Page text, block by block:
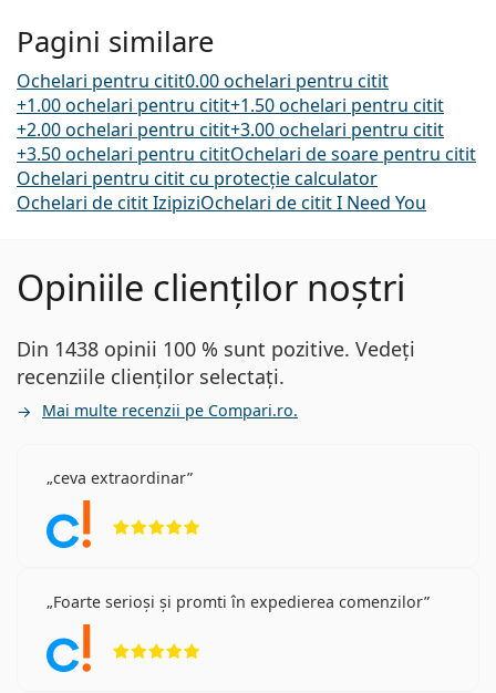
Pagini similare
Ochelari pentru citit0.00 ochelari pentru citit
+1.00 ochelari pentru citit+1.50 ochelari pentru citit
+2.00 ochelari pentru citit+3.00 ochelari pentru citit
+3.50 ochelari pentru cititOchelari de soare pentru citit
Ochelari pentru citit cu protecție calculator
Ochelari de citit IzipiziOchelari de citit I Need You
Opiniile clienților noștri
Din 1438 opinii 100 % sunt pozitive. Vedeți
recenziile clienților selectați.
Mai multe recenzii pe Compari.ro.
ceva extraordinar
Foarte serioși și promti în expedierea comenzilor